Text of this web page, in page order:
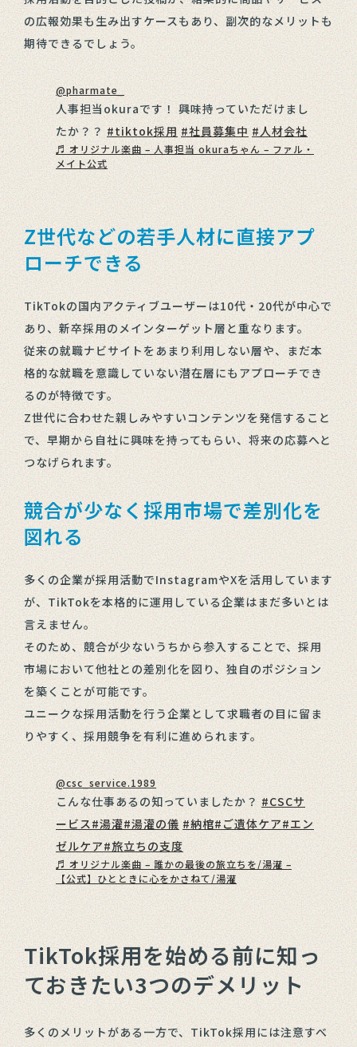
の広報効果も生み出すケースもあり、副次的なメリットも
期待できるでしょう。
@pharmate_
人事担当okuraです！ 興味持っていただけまし
たか？？ #tiktok採用 #社員募集中 #人材会社
♬ オリジナル楽曲 – 人事担当 okuraちゃん – ファル・
メイト公式
Z世代などの若手人材に直接アプ
ローチできる
TikTokの国内アクティブユーザーは10代・20代が中心で
あり、新卒採用のメインターゲット層と重なります。
従来の就職ナビサイトをあまり利用しない層や、まだ本
格的な就職を意識していない潜在層にもアプローチでき
るのが特徴です。
Z世代に合わせた親しみやすいコンテンツを発信すること
で、早期から自社に興味を持ってもらい、将来の応募へと
つなげられます。
競合が少なく採用市場で差別化を
図れる
多くの企業が採用活動でInstagramやXを活用しています
が、TikTokを本格的に運用している企業はまだ多いとは
言えません。
そのため、競合が少ないうちから参入することで、採用
市場において他社との差別化を図り、独自のポジション
を築くことが可能です。
ユニークな採用活動を行う企業として求職者の目に留ま
りやすく、採用競争を有利に進められます。
@csc_service.1989
こんな仕事あるの知っていましたか？#CSCサ
ービス#湯灌#湯灌の儀 #納棺#ご遺体ケア#エン
ゼルケア#旅立ちの支度
♬ オリジナル楽曲 – 誰かの最後の旅立ちを/湯灌 –
【公式】ひとときに心をかさねて/湯灌
TikTok採用を始める前に知っ
ておきたい3つのデメリット
多くのメリットがある一方で、TikTok採用には注意すべ